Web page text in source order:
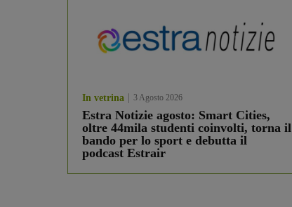
In vetrina 3 Agosto 2026
Estra Notizie agosto: Smart Cities,
oltre 44mila studenti coinvolti, torna il
bando per lo sport e debutta il
podcast Estrair